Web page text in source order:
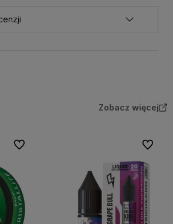
Zobacz więcej
Do ulubionych Do